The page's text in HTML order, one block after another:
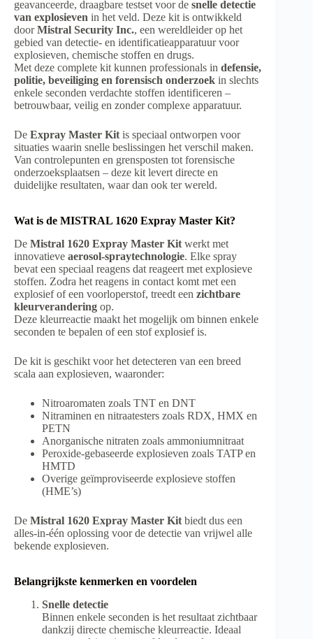
geavanceerde, draagbare testset voor de snelle detectie
van explosieven in het veld. Deze kit is ontwikkeld
doorMistral Security Inc., een wereldleider op het
gebied van detectie- en identificatieapparatuur voor
explosieven, chemische stoffen en drugs.
Met deze complete kit kunnen professionals in defensie,
politie, beveiliging en forensisch onderzoek in slechts
enkele seconden verdachte stoffen identificeren –
betrouwbaar, veilig en zonder complexe apparatuur.
De Expray Master Kit is speciaal ontworpen voor
situaties waarin snelle beslissingen het verschil maken.
Van controlepunten en grensposten tot forensische
onderzoeksplaatsen – deze kit levert directe en
duidelijke resultaten, waar dan ook ter wereld.
Wat is de MISTRAL 1620 Expray Master Kit?
De Mistral 1620 Expray Master Kit werkt met
innovatieve aerosol-spraytechnologie. Elke spray
bevat een speciaal reagens dat reageert met explosieve
stoffen. Zodra het reagens in contact komt met een
explosief of een voorloperstof, treedt een zichtbare
kleurverandering op.
Deze kleurreactie maakt het mogelijk om binnen enkele
seconden te bepalen of een stof explosief is.
De kit is geschikt voor het detecteren van een breed
scala aan explosieven, waaronder:
Nitroaromaten zoals TNT en DNT
Nitraminen en nitraatesters zoals RDX, HMX en
PETN
Anorganische nitraten zoals ammoniumnitraat
Peroxide-gebaseerde explosieven zoals TATP en
HMTD
Overige geïmproviseerde explosieve stoffen
(HME’s)
De Mistral 1620 Expray Master Kit biedt dus een
alles-in-één oplossing voor de detectie van vrijwel alle
bekende explosieven.
Belangrijkste kenmerken en voordelen
Snelle detectie
Binnen enkele seconden is het resultaat zichtbaar
dankzij directe chemische kleurreactie. Ideaal